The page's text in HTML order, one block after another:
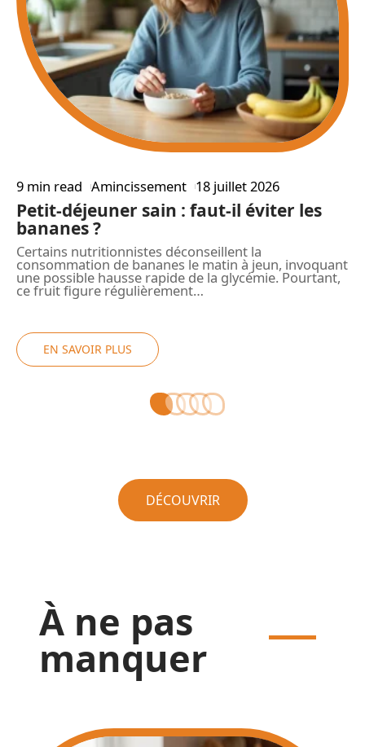
9 min read Amincissement 18 juillet 2026
Petit-déjeuner sain : faut-il éviter les
bananes ?
Certains nutritionnistes déconseillent la
consommation de bananes le matin à jeun, invoquant
une possible hausse rapide de la glycémie. Pourtant,
ce fruit figure régulièrement…
EN SAVOIR PLUS
DÉCOUVRIR
À ne pas
manquer